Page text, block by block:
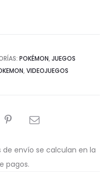
POKÉMON, JUEGOS
, VIDEOJUEGOS
de envío se calculan en la
pagos.